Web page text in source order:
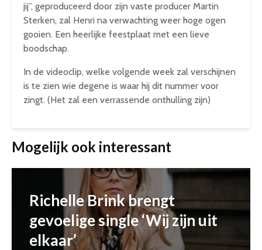
jij”, geproduceerd door zijn vaste producer Martin
Sterken, zal Henri na verwachting weer hoge ogen
gooien. Een heerlijke feestplaat met een lieve
boodschap.
In de videoclip, welke volgende week zal verschijnen
is te zien wie degene is waar hij dit nummer voor
zingt. (Het zal een verrassende onthulling zijn)
Mogelijk ook interessant
Richelle Brink brengt
gevoelige single ‘Wij zijn uit
elkaar’